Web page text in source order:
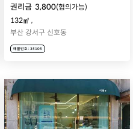
권리금 3,800(협의가능)
132㎡ ,
부산 강서구 신호동
매물번호 : 35105